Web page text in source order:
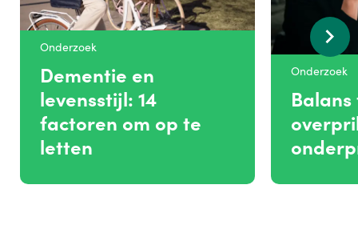
Onderzoek
Dementie en
levensstijl: 14
factoren om op te
letten
Onderzoek
Balans